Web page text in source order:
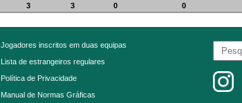
3 3 0 0
Jogadores inscritos em duas equipas
Lista de estrangeiros regulares
Política de Privacidade
Manual de Normas Gráficas